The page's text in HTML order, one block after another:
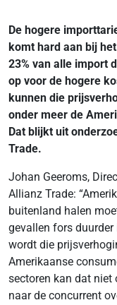
De hogere
komt hard aan bij
23% van alle import
op voor de hogere
kunnen die
onder meer de
Dat blijkt uit
Trade.
Johan Geeroms,
Allianz Trade:
buitenland halen
gevallen fors duurder
wordt die
Amerikaanse
sectoren kan dat niet
naar de concurrent